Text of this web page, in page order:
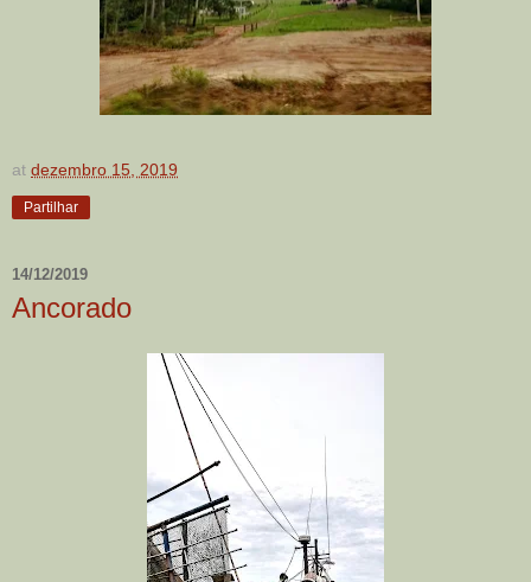
at dezembro 15, 2019
Partilhar
14/12/2019
Ancorado